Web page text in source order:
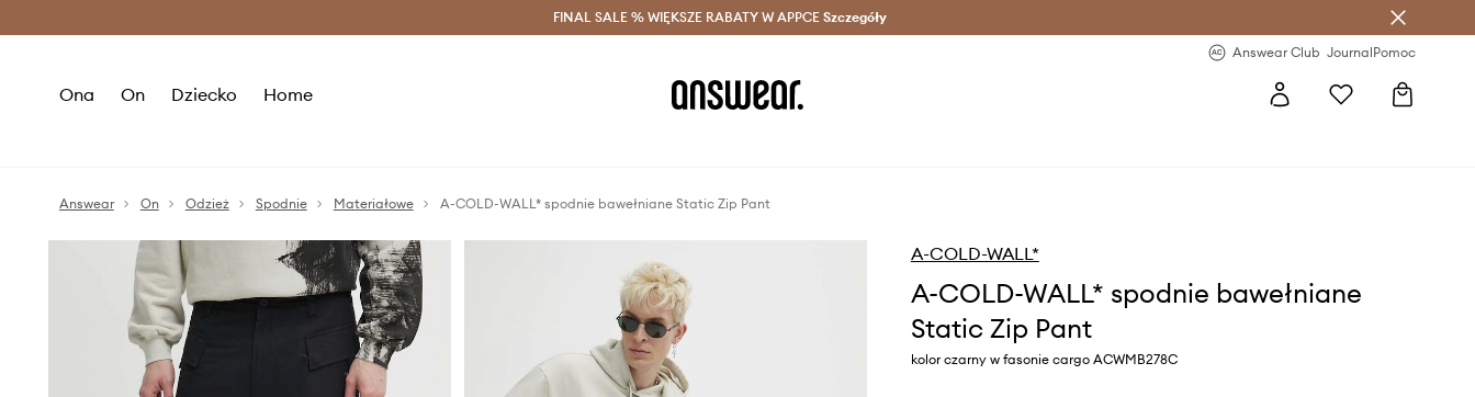
Oszczędzaj z Answear Club > Dostawa nawet w 24h >
FINAL SALE % WIĘKSZE RABATY W APPCE Szczegóły
Answear Club JournalPomoc
Ona On Dziecko Home
Answear On Odzież Spodnie Materiałowe A-COLD-WALL* spodnie bawełniane Static Zip Pant
A-COLD-WALL*
A-COLD-WALL* spodnie bawełniane
Static Zip Pant
kolor czarny w fasonie cargo ACWMB278C